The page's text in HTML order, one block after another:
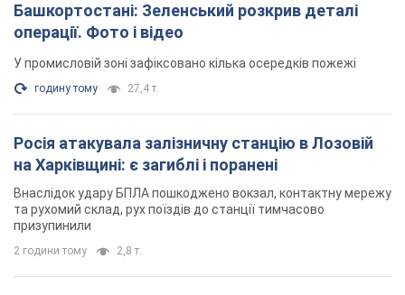
Башкортостані: Зеленський розкрив деталі
операції. Фото і відео
У промисловій зоні зафіксовано кілька осередків пожежі
годину тому 27,4 т.
Росія атакувала залізничну станцію в Лозовій
на Харківщині: є загиблі і поранені
Внаслідок удару БПЛА пошкоджено вокзал, контактну мережу
та рухомий склад, рух поїздів до станції тимчасово
призупинили
2 години тому 2,8 т.